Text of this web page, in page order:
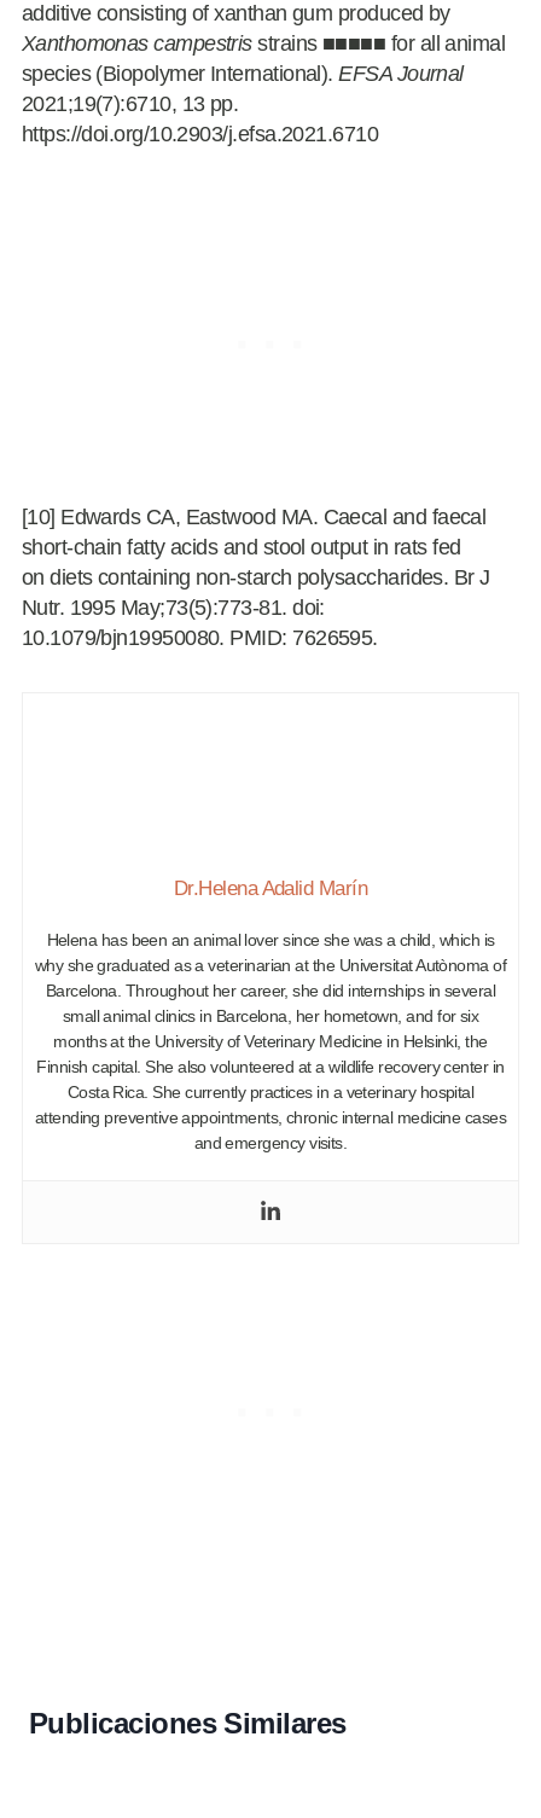
additive consisting of xanthan gum produced by
Xanthomonas campestrisstrains ■■■■■ for all animal
species (Biopolymer International).EFSA Journal
2021;19(7):6710, 13 pp.
https://doi.org/10.2903/j.efsa.2021.6710
[10] Edwards CA, Eastwood MA. Caecal and faecal
short-chain fatty acids and stool output in rats fed
on diets containing non-starch polysaccharides. Br J
Nutr. 1995 May;73(5):773-81. doi:
10.1079/bjn19950080. PMID: 7626595.
Dr.Helena Adalid Marín
Helena has been an animal lover since she was a child, which is
why she graduated as a veterinarian at the Universitat Autònoma of
Barcelona. Throughout her career, she did internships in several
small animal clinics in Barcelona, her hometown, and for six
months at the University of Veterinary Medicine in Helsinki, the
Finnish capital. She also volunteered at a wildlife recovery center in
Costa Rica. She currently practices in a veterinary hospital
attending preventive appointments, chronic internal medicine cases
and emergency visits.
Publicaciones Similares